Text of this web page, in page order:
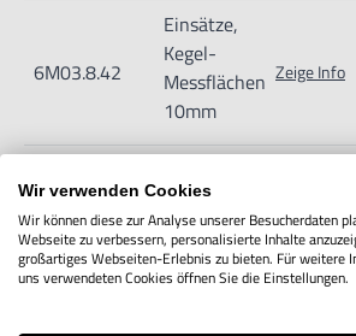
6M03.8.42
Einsätze,
Kegel-
Messflächen
10mm
Zeige Info
6M03.8.43
Kegel-
Messflächen
15mm
Zeige Info
Wir verwenden Cookies
Wir können diese zur Analyse unserer Besucherdaten
Webseite zu verbessern, personalisierte Inhalte
großartiges Webseiten-Erlebnis zu bieten. Für weitere
uns verwendeten Cookies öffnen Sie die Einstellungen.